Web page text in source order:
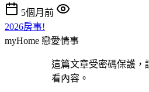
5個月前
2026房事!
myHome 戀愛情事
這篇文章受密碼保護，
看內容。